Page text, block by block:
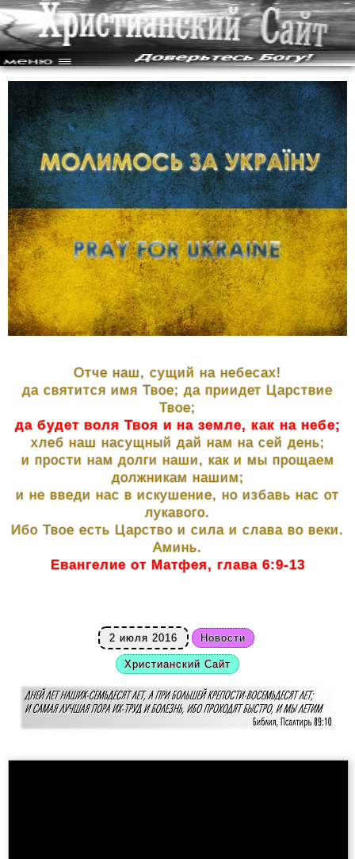
Отче наш, сущий на небесах!
да святится имя Твое; да приидет Царствие
Твое;
да будет воля Твоя и на земле, как на небе;
хлеб наш насущный дай нам на сей день;
и прости нам долги наши, как и мы прощаем
должникам нашим;
и не введи нас в искушение, но избавь нас от
лукавого.
Ибо Твое есть Царство и сила и слава во веки.
Аминь.
Евангелие от Матфея, глава 6:9-13
2 июля 2016 Новости
Христианский Сайт